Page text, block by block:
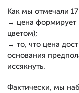
Как мы отмечали
→ цена формирует
цветом);
→ то, что цена
основания
иссякнуть.
Фактически, мы